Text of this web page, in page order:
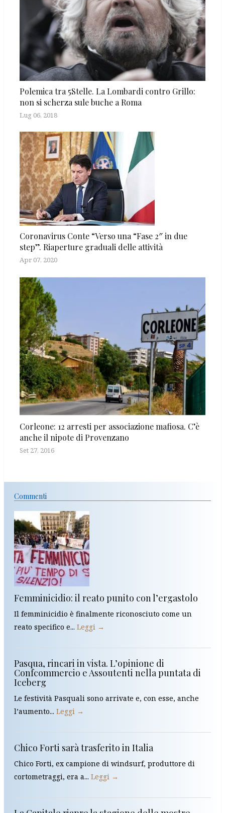
Polemica tra 5Stelle. La Lombardi contro Grillo:
non si scherza sule buche a Roma
Lug 06, 2018
Coronavirus Conte “Verso una “Fase 2″ in due
step”. Riaperture graduali delle attività
Apr 07, 2020
Corleone: 12 arresti per associazione mafiosa. C’è
anche il nipote di Provenzano
Set 27, 2016
Commenti
Femminicidio: il reato punito con l’ergastolo
Il femminicidio è finalmente riconosciuto come un
reato specifico e... Leggi →
Pasqua, rincari in vista. L’opinione di
Confcommercio e Assoutenti nella puntata di
Iceberg
Le festività Pasquali sono arrivate e, con esse, anche
l’aumento... Leggi →
Chico Forti sarà trasferito in Italia
Chico Forti, ex campione di windsurf, produttore di
cortometraggi, era a... Leggi →